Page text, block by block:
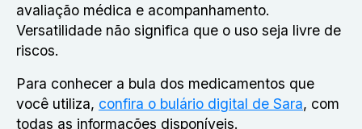
avaliação médica e acompanhamento.
Versatilidade não significa que o uso seja livre de
riscos.
Para conhecer a bula dos medicamentos que
você utiliza, confira o bulário digital de Sara, com
todas as informações disponíveis.